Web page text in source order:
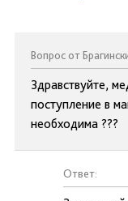
Вопрос от
Здравствуйте,
поступление в
необходима ???
Ответ: